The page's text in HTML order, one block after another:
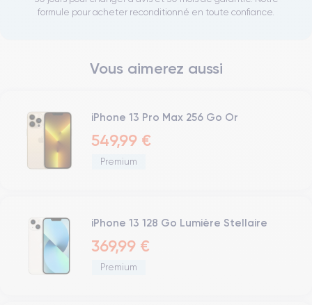
formule pour acheter reconditionné en toute confiance.
Vous aimerez aussi
iPhone 13 Pro Max 256 Go Or
549,99 €
Premium
iPhone 13 128 Go Lumière Stellaire
369,99 €
Premium